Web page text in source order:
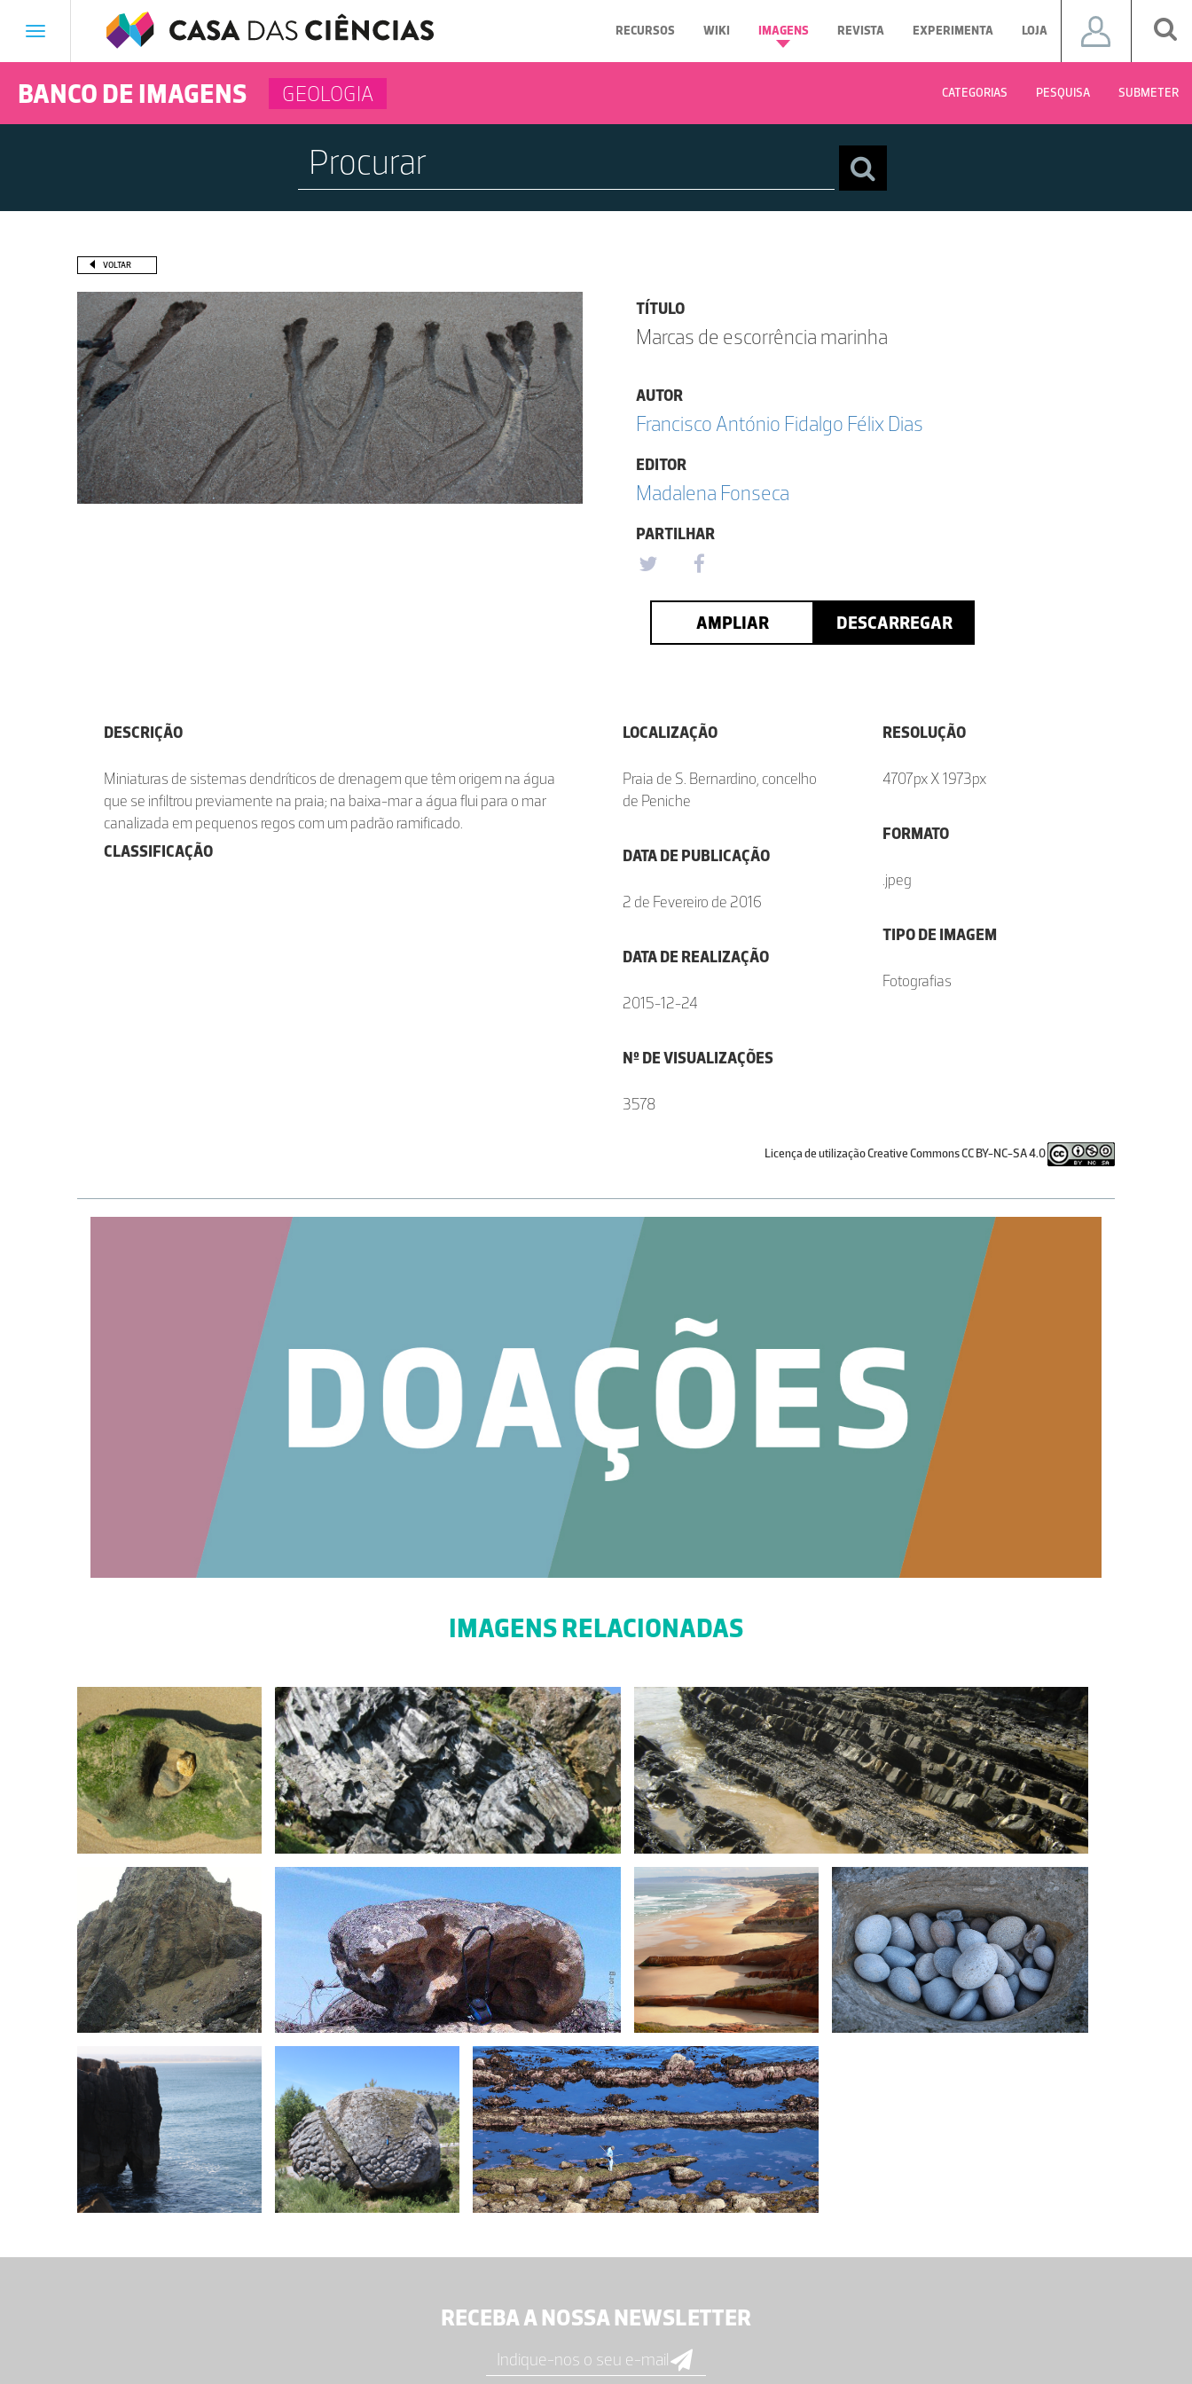
Toggle
RECURSOS WIKI IMAGENS REVISTA EXPERIMENTA LOJA
BANCO DE IMAGENS GEOLOGIA CATEGORIAS PESQUISA SUBMETER
VOLTAR
TÍTULO
Marcas de escorrência marinha
AUTOR
Francisco António Fidalgo Félix Dias
EDITOR
Madalena Fonseca
PARTILHAR
AMPLIAR DESCARREGAR
DESCRIÇÃO
Miniaturas de sistemas dendríticos de drenagem que têm origem na água
que se infiltrou previamente na praia; na baixa-mar a água flui para o mar
canalizada em pequenos regos com um padrão ramificado.
CLASSIFICAÇÃO
LOCALIZAÇÃO
Praia de S. Bernardino, concelho
de Peniche
DATA DE PUBLICAÇÃO
2 de Fevereiro de 2016
DATA DE REALIZAÇÃO
2015-12-24
Nº DE VISUALIZAÇÕES
3578
RESOLUÇÃO
4707px X 1973px
FORMATO
.jpeg
TIPO DE IMAGEM
Fotografias
Licença de utilização Creative Commons CC BY-NC-SA 4.0
IMAGENS RELACIONADAS
RECEBA A NOSSA NEWSLETTER